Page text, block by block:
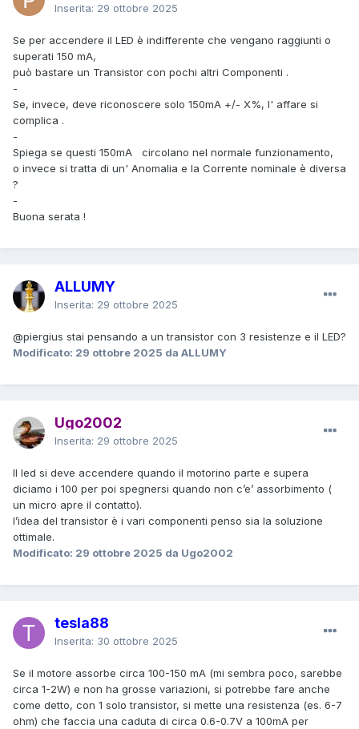
Inserita: 29 ottobre 2025
Se per accendere il LED è indifferente che vengano raggiunti o
superati 150 mA,
può bastare un Transistor con pochi altri Componenti .
-
Se, invece, deve riconoscere solo 150mA +/- X%, l' affare si
complica .
-
Spiega se questi 150mA circolano nel normale funzionamento,
o invece si tratta di un' Anomalia e la Corrente nominale è diversa
?
-
Buona serata !
ALLUMY
Inserita: 29 ottobre 2025
@piergius stai pensando a un transistor con 3 resistenze e il LED?
Modificato: 29 ottobre 2025 da ALLUMY
Ugo2002
Inserita: 29 ottobre 2025
Il led si deve accendere quando il motorino parte e supera
diciamo i 100 per poi spegnersi quando non c’e’ assorbimento (
un micro apre il contatto).
l’idea del transistor è i vari componenti penso sia la soluzione
ottimale.
Modificato: 29 ottobre 2025 da Ugo2002
tesla88
Inserita: 30 ottobre 2025
Se il motore assorbe circa 100-150 mA (mi sembra poco, sarebbe
circa 1-2W) e non ha grosse variazioni, si potrebbe fare anche
come detto, con 1 solo transistor, si mette una resistenza (es. 6-7
ohm) che faccia una caduta di circa 0.6-0.7V a 100mA per